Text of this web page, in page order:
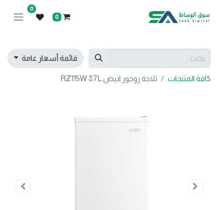
0
0
قائمة أسعار عامة
كافة المنتجات ثلاجة زوجور ابيض RZ115W 87L